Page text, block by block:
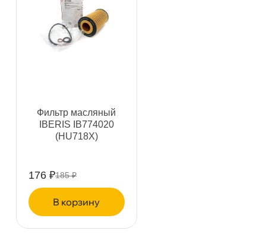
Фильтр масляный
IBERIS IB774020
(HU718X)
176 ₽185 ₽
корзину
н. Обводного канала 115
Пн–Вс10:00 – 21:00
Сегодня, бесплатно
Сегодня, бесплатно
Сегодня, бесплатно
Дунайский 27к1Б
ПН–ВС10:00 – 21:00